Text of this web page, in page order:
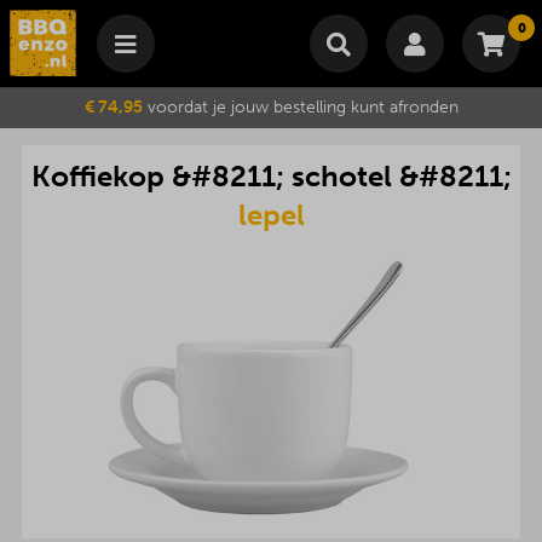
0
Winkelmand
Je winkelwagen is momenteel leeg.
Subtotaal €
Wijzig winkelmand Bestellen
€ 74,95voordat je jouw bestelling kunt afronden
Koffiekop &#8211; schotel&#8211;
lepel